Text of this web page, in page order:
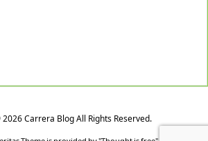
2026 Carrera BlogAll Rights Reserved.